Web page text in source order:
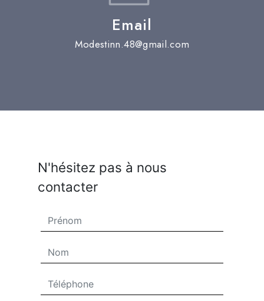
Email
modestinn.48@gmail.com
N'hésitez pas à nous
contacter